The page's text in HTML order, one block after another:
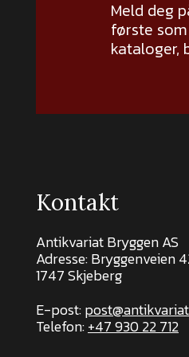
Meld deg
første
kataloger,
Kontakt
Antikvariat Bryggen AS
Adresse: Bryggenveien
1747 Skjeberg
E-post:
Telefon:+47 930 22 712